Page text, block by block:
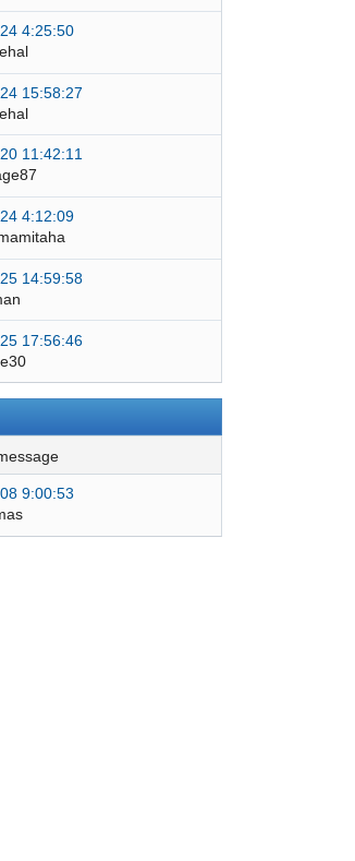
4:25:50
15:58:27
11:42:11
4:12:09
14:59:58
17:56:46
9:00:53